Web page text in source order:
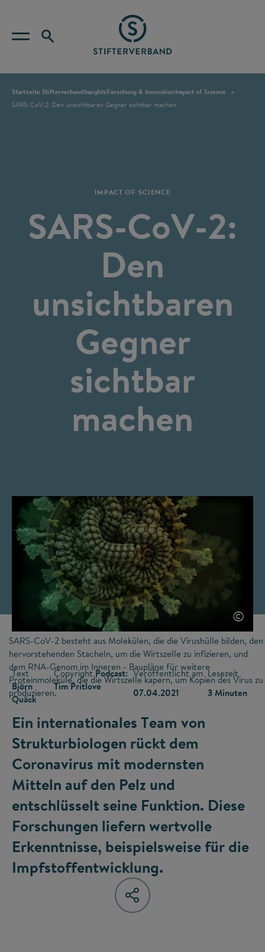
Startseite StifterverbandInsightsForschung & InnovationImpact of Science
SARS-CoV-2: Den unsichtbaren Gegner sichtbar machen
IMPACT OF SCIENCE
SARS-CoV-2:
Den
unsichtbaren
Gegner
sichtbar
machen
©
SARS-CoV-2 besteht aus Molekülen, die die Virushülle bilden, den
hervorstehenden Stacheln, um die Wirtszelle zu infizieren, und
dem RNA-Genom im Inneren - Baupläne für weitere
Proteinmoleküle, die die Wirtszelle kapern, um Kopien des Virus zu
produzieren.
Text
Björn
Quäck
CopyrightPodcast:
Tim Pritlove
Veröffentlicht am
07.04.2021
Lesezeit
3 Minuten
Ein internationales Team von
Strukturbiologen rückt dem
Coronavirus mit modernsten
Mitteln auf den Pelz und
entschlüsselt seine Funktion. Diese
Forschungen liefern wertvolle
Erkenntnisse, beispielsweise für die
Impfstoffentwicklung.